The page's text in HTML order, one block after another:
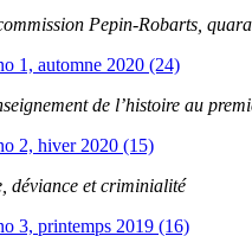
Pepin-Robarts,
1, automne 2020 (24)
de l’histoire au
2, hiver 2020 (15)
déviance et criminialité
3, printemps 2019 (16)